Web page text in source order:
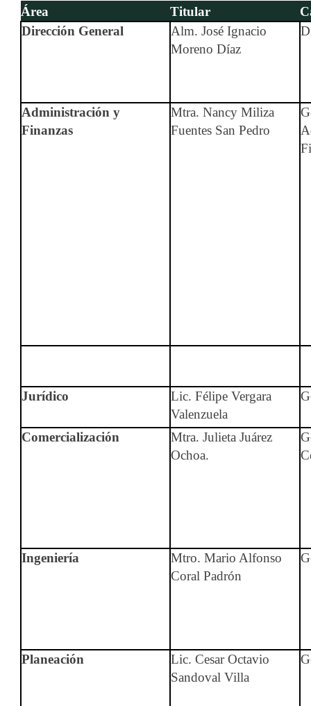
Área Titular
Dirección General
Alm. José Ignacio
Moreno Díaz
Administración y
Finanzas
Mtra. Nancy Miliza
Fuentes San Pedro
Jurídico
Lic. Félipe Vergara
Valenzuela
Comercialización
Mtra. Julieta Juárez
Ochoa.
Ingeniería
Mtro. Mario Alfonso
Coral Padrón
Planeación
Lic. Cesar Octavio
Sandoval Villa